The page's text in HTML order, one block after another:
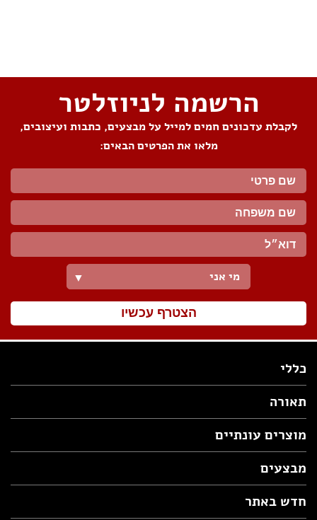
הרשמה לניוזלטר
לקבלת עדכונים חמים למייל על מבצעים, כתבות ועיצובים,
מלאו את הפרטים הבאים:
מי אני ▼
הצטרף עכשיו
כללי
תאורה
מוצרים עונתיים
מבצעים
חדש באתר